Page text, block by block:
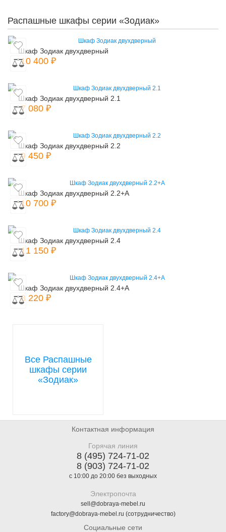
Распашные шкафы серии «Зодиак»
Шкаф Зодиак двухдверный
10 400 ₽
Шкаф Зодиак двухдверный 2.1
7 080 ₽
Шкаф Зодиак двухдверный 2.2
9 450 ₽
Шкаф Зодиак двухдверный 2.2+А
10 700 ₽
Шкаф Зодиак двухдверный 2.4
11 150 ₽
Шкаф Зодиак двухдверный 2.4+А
8 220 ₽
Все Распашные
шкафы серии
«Зодиак»
Контактная информация
Горячая линия
8 (495) 724-71-02
8 (903) 724-71-02
с 10:00 до 20:00 без выходных
Электропочта
sell@dobraya-mebel.ru
factory@dobraya-mebel.ru (сотрудничество)
Социальные сети